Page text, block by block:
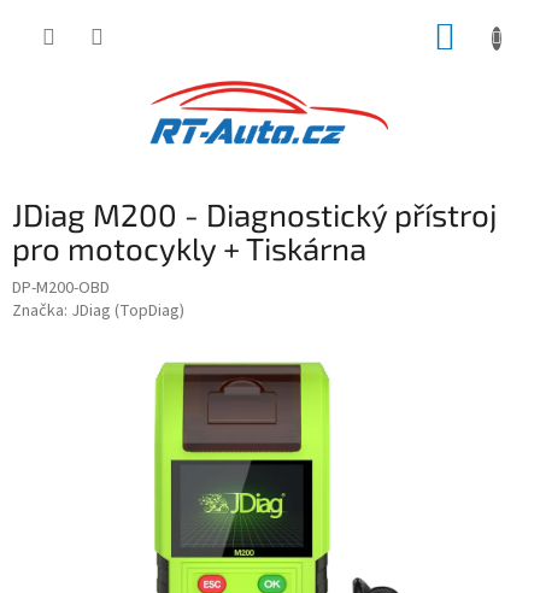
JDiag M200 - Diagnostický přístroj
pro motocykly + Tiskárna
DP-M200-OBD
Značka: JDiag (TopDiag)